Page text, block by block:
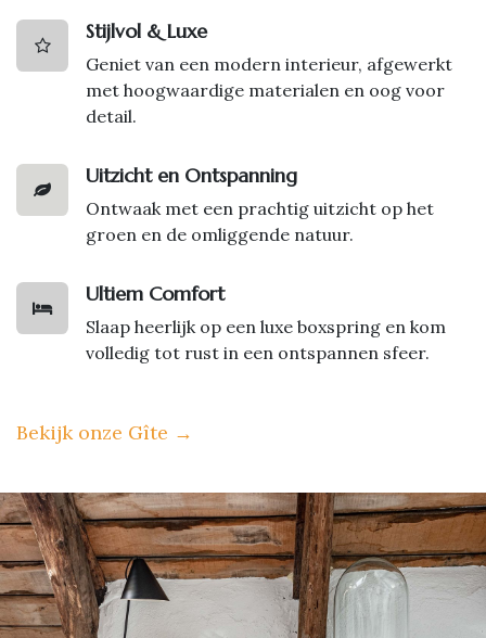
Stijlvol & Luxe
Geniet van een modern interieur, afgewerkt
met hoogwaardige materialen en oog voor
detail.
Uitzicht en Ontspanning
Ontwaak met een prachtig uitzicht op het
groen en de omliggende natuur.
Ultiem Comfort
Slaap heerlijk op een luxe boxspring en kom
volledig tot rust in een ontspannen sfeer.
Bekijk onze Gîte →